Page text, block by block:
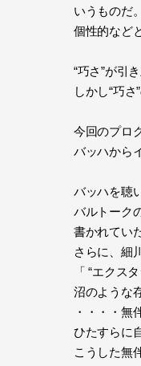
いうものだ。
個性的など
“巧さ”が引
しかし“巧
今回のプロ
バッハから
バッハを聴
バルトーク
書かれてい
さらに、細
「 “エクス
沼のような
・・・・無
ひたすらに
こうした無